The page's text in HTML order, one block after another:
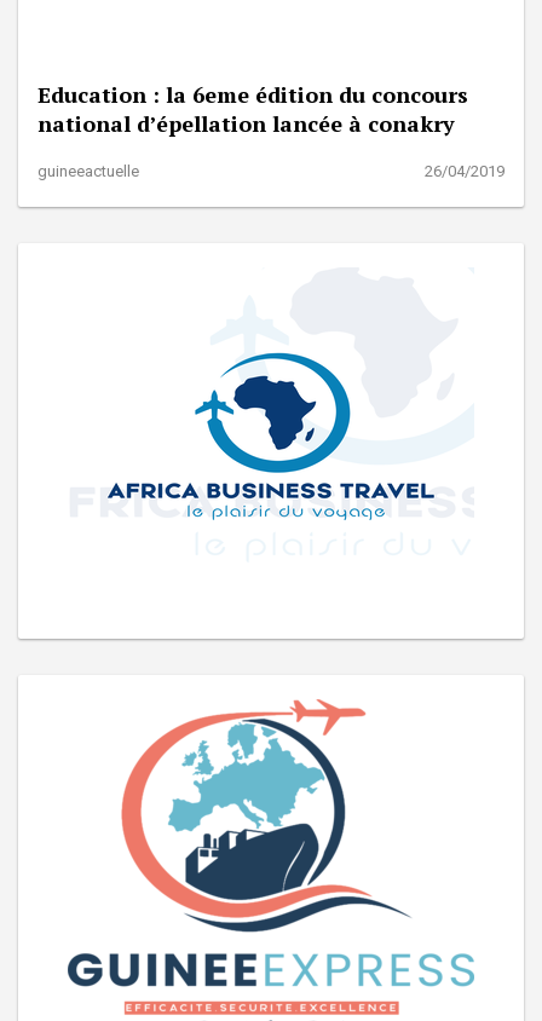
Education : la 6eme édition du concours
national d’épellation lancée à conakry
guineeactuelle 26/04/2019